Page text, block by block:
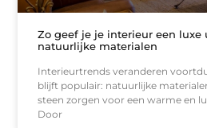
Zo geef je je interieur een
natuurlijke materialen
Interieurtrends veranderen
blijft populair: natuurlijke
steen zorgen voor een warme en
Door